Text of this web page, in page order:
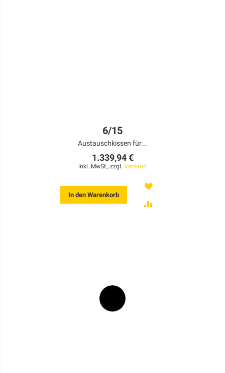
6/15
Austauschkissen für...
1.339,94 €
inkl. MwSt., zzgl. Versand
In den Warenkorb
MERKEN